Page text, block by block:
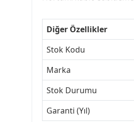
Diğer Özellikler
Stok Kodu
Marka
Stok Durumu
Garanti (Yıl)